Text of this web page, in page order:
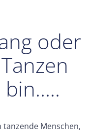
oder
bin…..
Menschen,